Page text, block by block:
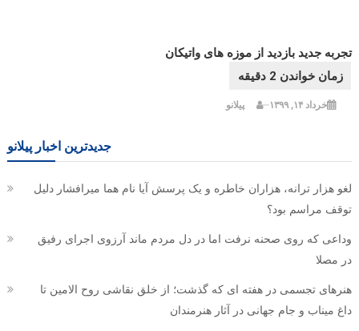
تجربه جدید بازدید از موزه های واتیکان
خرداد ۱۴, ۱۳۹۹ پیلانو
جدیدترین اخبار پیلانو
لغو هزار ترانه، هزاران خاطره و یک پرسش آیا نام هما میرافشار دلیل
توقف مراسم بود؟
وداعی که روی صحنه نرفت اما در دل مردم ماند آرزوی اجرای رفیق
در مصلا
هنرهای تجسمی در هفته ای که گذشت؛ از خلق نقاشی روح الامین تا
داغ میناب و جام جهانی در آثار هنرمندان